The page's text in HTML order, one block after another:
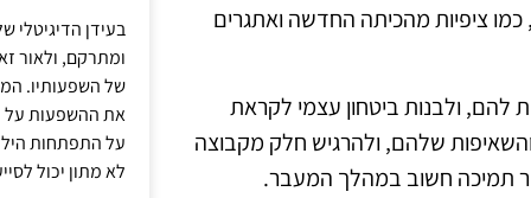
כמו ציפיות מהכיתה החדשה ואתגרים
להם, ולבנות ביטחון עצמי לקראת
שלהם, ולהרגיש חלק מקבוצה
תמיכה חשוב במהלך המעבר.
בעידן הדיגיטלי
ומתרקם, ולאור
של השפעותיו.
את ההשפעות על
על התפתחות
לא מתון יכול